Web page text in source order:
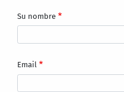
Su nombre
Email